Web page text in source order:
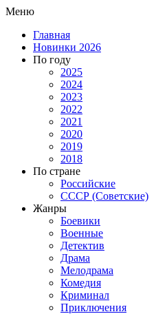
Меню
Главная
Новинки 2026
По году
2025
2024
2023
2022
2021
2020
2019
2018
По стране
Российские
СССР (Советские)
Жанры
Боевики
Военные
Детектив
Драма
Мелодрама
Комедия
Криминал
Приключения